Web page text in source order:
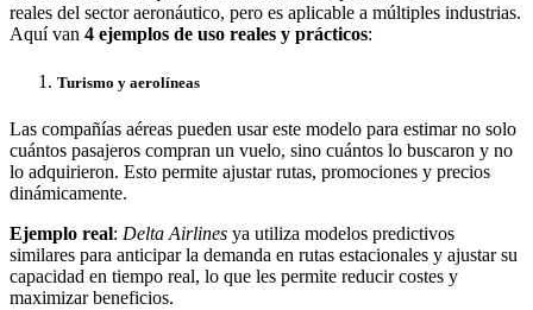
reales del sector aeronáutico, pero es aplicable a múltiples industrias.
Aquí van 4 ejemplos de uso reales y prácticos:
Turismo y aerolíneas
Las compañías aéreas pueden usar este modelo para estimar no solo
cuántos pasajeros compran un vuelo, sino cuántos lo buscaron y no
lo adquirieron. Esto permite ajustar rutas, promociones y precios
dinámicamente.
Ejemplo real: Delta Airlines ya utiliza modelos predictivos
similares para anticipar la demanda en rutas estacionales y ajustar su
capacidad en tiempo real, lo que les permite reducir costes y
maximizar beneficios.